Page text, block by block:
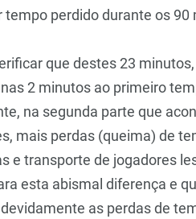
tempo perdido durante os
que destes 23
2 minutos ao primeiro
na segunda parte que
mais perdas (queima) de
e transporte de jogadores
esta abismal diferença e
as perdas de